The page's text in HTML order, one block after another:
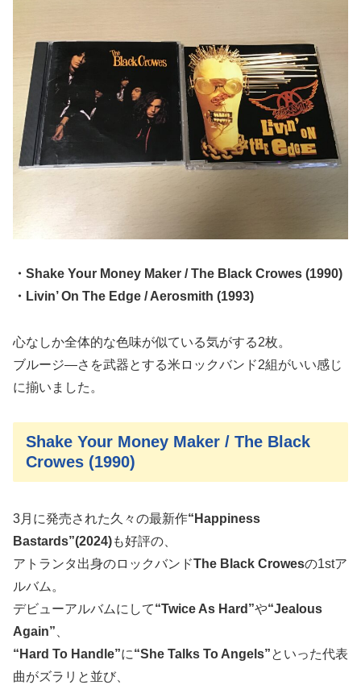
・Shake Your Money Maker / The Black Crowes (1990)
・Livin’ On The Edge / Aerosmith (1993)
心なしか全体的な色味が似ている気がする2枚。
ブルージ―さを武器とする米ロックバンド2組がいい感じ
に揃いました。
Shake Your Money Maker / The Black
Crowes (1990)
3月に発売された久々の最新作“Happiness
Bastards”(2024)も好評の、
アトランタ出身のロックバンドThe Black Crowesの1stア
ルバム。
デビューアルバムにして“Twice As Hard”や“Jealous
Again”
“Hard To Handle”に“She Talks To Angels”といった代表
曲がズラリと並び、